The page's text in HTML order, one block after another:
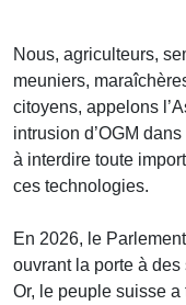
Nous, agriculteurs,
meuniers,
citoyens, appelons
intrusion d’OGM
à interdire toute
ces technologies.
En 2026, le
ouvrant la porte à
Or, le peuple suisse